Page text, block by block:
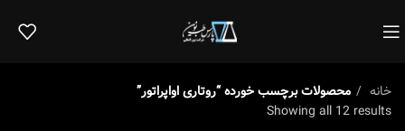
خانه
محصولات برچسب خورده “روتاری اواپراتور”
Showing all 12 results